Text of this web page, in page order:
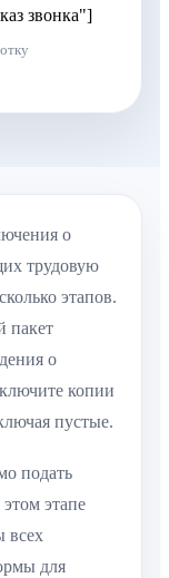
звонка"]
о
трудовую
этапов.
пакет
о
копии
пустые.
подать
этапе
всех
для